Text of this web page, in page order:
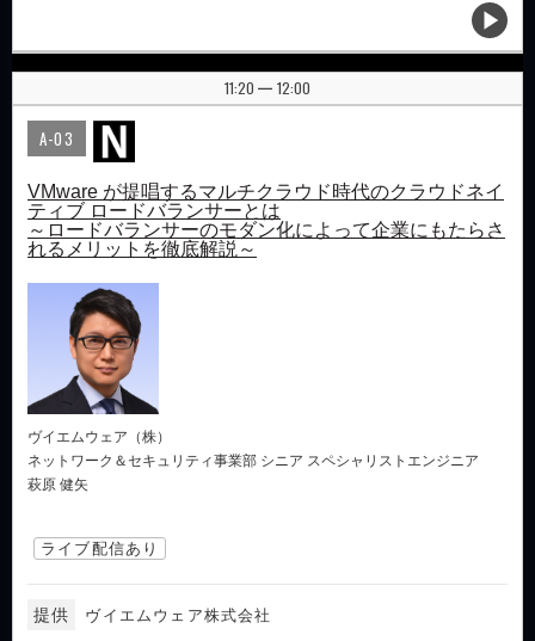
11:20 | 12:00
A-03
VMware が提唱するマルチクラウド時代のクラウドネイ
ティブ ロードバランサーとは
～ロードバランサーのモダン化によって企業にもたらさ
れるメリットを徹底解説～
ヴイエムウェア（株）
ネットワーク＆セキュリティ事業部 シニア スペシャリストエンジニア
萩原 健矢
ライブ配信あり
提供 ヴイエムウェア株式会社